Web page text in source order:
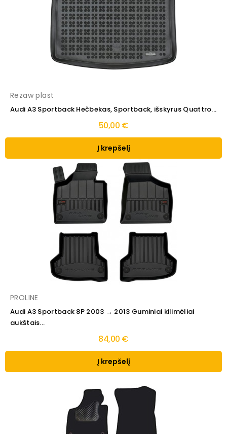
Rezaw plast
Audi A3 Sportback Hečbekas, Sportback, išskyrus Quattro...
50,00 €
Į krepšelį
PROLINE
Audi A3 Sportback 8P 2003 → 2013 Guminiai kilimėliai
aukštais...
84,00 €
Į krepšelį